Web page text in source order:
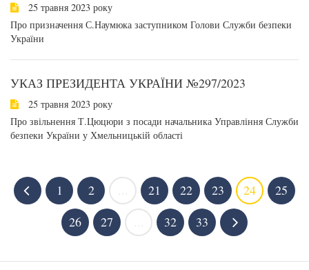
25 травня 2023 року
Про призначення С.Наумюка заступником Голови Служби безпеки
України
УКАЗ ПРЕЗИДЕНТА УКРАЇНИ №297/2023
25 травня 2023 року
Про звільнення Т.Цюцюри з посади начальника Управління Служби
безпеки України у Хмельницькій області
1 2 21 22 23 24
25
26
27 32 33